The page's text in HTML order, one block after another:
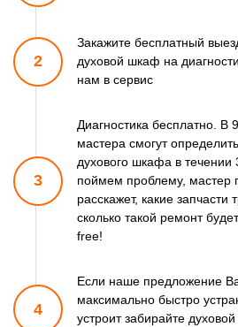
2
Закажите бесплатный
духовой шкаф на
нам в сервис
3
Диагностика бесплатно. В
мастера смогут
духового шкафа в течении
поймем проблему, мастер
расскажет, какие запчасти
сколько такой ремонт
free!
4
Если наше предложение
максимально быстро
устроит забирайте